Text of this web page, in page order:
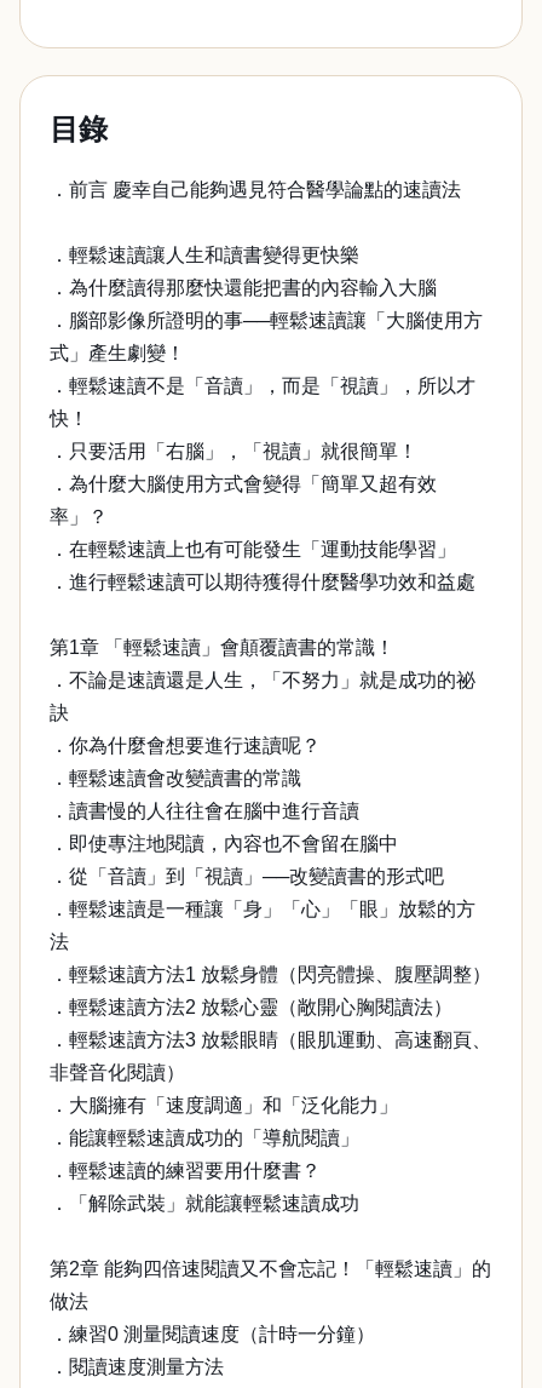
目錄
．前言 慶幸自己能夠遇見符合醫學論點的速讀法
．輕鬆速讀讓人生和讀書變得更快樂
．為什麼讀得那麼快還能把書的內容輸入大腦
．腦部影像所證明的事──輕鬆速讀讓「大腦使用方
式」產生劇變！
．輕鬆速讀不是「音讀」，而是「視讀」，所以才
快！
．只要活用「右腦」，「視讀」就很簡單！
．為什麼大腦使用方式會變得「簡單又超有效
率」？
．在輕鬆速讀上也有可能發生「運動技能學習」
．進行輕鬆速讀可以期待獲得什麼醫學功效和益處
第1章 「輕鬆速讀」會顛覆讀書的常識！
．不論是速讀還是人生，「不努力」就是成功的祕
訣
．你為什麼會想要進行速讀呢？
．輕鬆速讀會改變讀書的常識
．讀書慢的人往往會在腦中進行音讀
．即使專注地閱讀，內容也不會留在腦中
．從「音讀」到「視讀」──改變讀書的形式吧
．輕鬆速讀是一種讓「身」「心」「眼」放鬆的方
法
．輕鬆速讀方法1 放鬆身體（閃亮體操、腹壓調整）
．輕鬆速讀方法2 放鬆心靈（敞開心胸閱讀法）
．輕鬆速讀方法3 放鬆眼睛（眼肌運動、高速翻頁、
非聲音化閱讀）
．大腦擁有「速度調適」和「泛化能力」
．能讓輕鬆速讀成功的「導航閱讀」
．輕鬆速讀的練習要用什麼書？
．「解除武裝」就能讓輕鬆速讀成功
第2章 能夠四倍速閱讀又不會忘記！「輕鬆速讀」的
做法
．練習0 測量閱讀速度（計時一分鐘）
．閱讀速度測量方法